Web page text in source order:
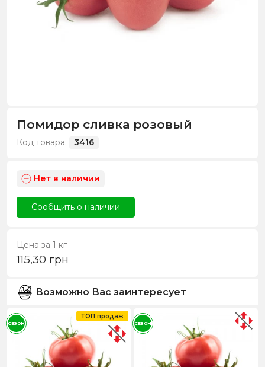
Помидор сливка розовый
Код товара: 3416
Нет в наличии
Сообщить о наличии
Цена за 1 кг
115,30 грн
Возможно Вас заинтересует
ТОП продаж
СЕЗОН СЕЗОН